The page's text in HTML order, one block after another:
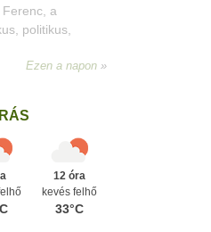
a XVIII. századi
legnagyobb
12 óra
kevés felhő
33°C